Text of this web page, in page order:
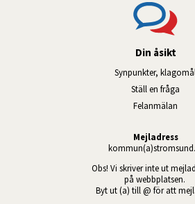
Din åsikt
Synpunkter, klagomål
Ställ en fråga
Felanmälan
Mejladress
Obs! Vi skriver inte ut
på webbplatsen.
Byt ut (a) till @ för att